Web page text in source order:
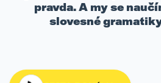
pravda. A my se
slovesné